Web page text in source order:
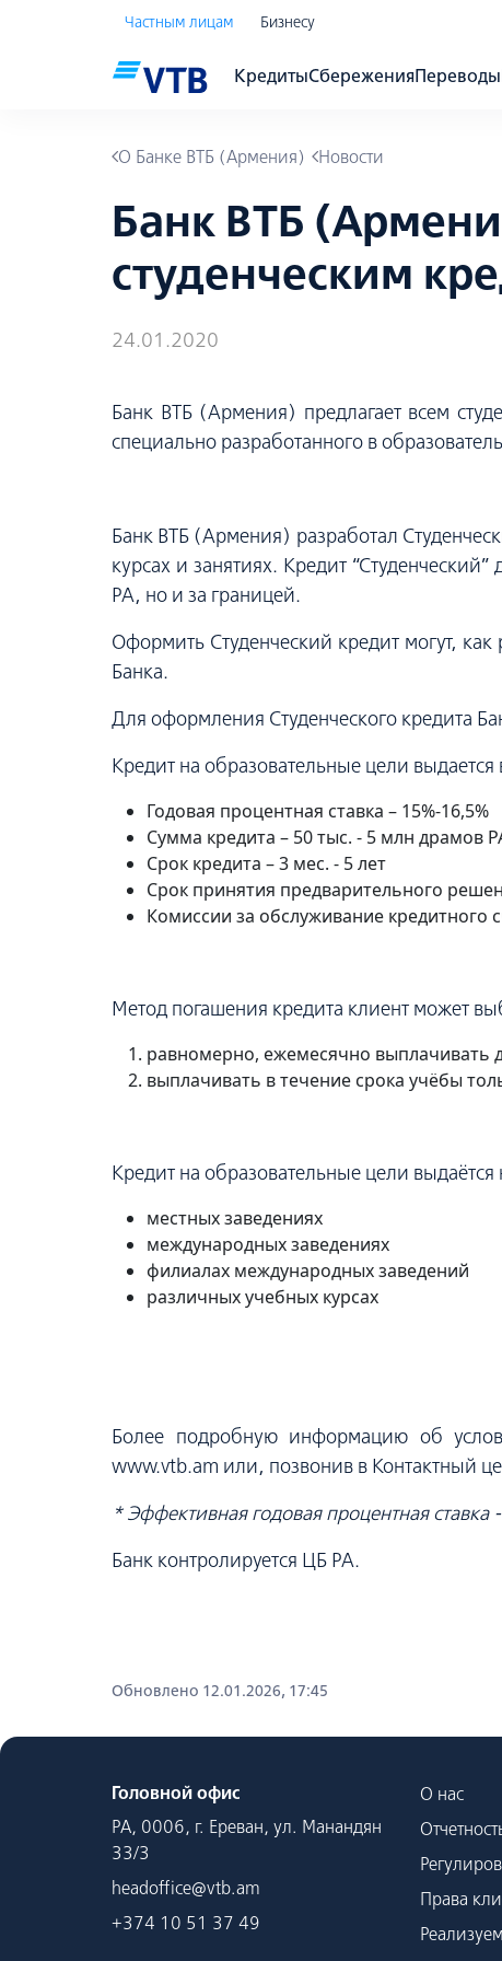
Частным лицам Бизнесу
КредитыСбереженияПереводы
О Банке ВТБ (Армения) Новости
Банк ВТБ
студенческим
24.01.2020
Банк ВТБ (Армения) предлагает всем
специально разработанного в
Банк ВТБ (Армения) разработал
курсах и занятиях. Кредит
РА, но и за границей.
Оформить Студенческий кредит могут,
Банка.
Для оформления Студенческого кредита
Кредит на образовательные цели
Годовая процентная ставка – 15%-16,5%
Сумма кредита – 50 тыс. - 5 млн драмов
Срок кредита – 3 мес. - 5 лет
Срок принятия предварительного
Комиссии за обслуживание кредитного
Метод погашения кредита клиент может
равномерно, ежемесячно выплачивать
выплачивать в течение срока учёбы
Кредит на образовательные цели
местных заведениях
международных заведениях
филиалах международных заведений
различных учебных курсах
Более подробную информацию об
www.vtb.am или, позвонив в Контактный
* Эффективная годовая процентная
Банк контролируется ЦБ РА.
Обновлено 12.01.2026, 17:45
Головной офис
РА, 0006, г. Ереван, ул. Манандян
33/3
headoffice@vtb.am
+374 10 51 37 49
О нас
Права